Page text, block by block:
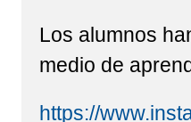
2022 'MONDILLAS'
Los alumnos
medio de
https://